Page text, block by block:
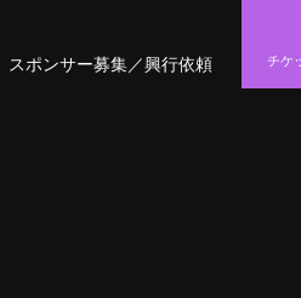
スポンサー募集／興行依頼 チケ